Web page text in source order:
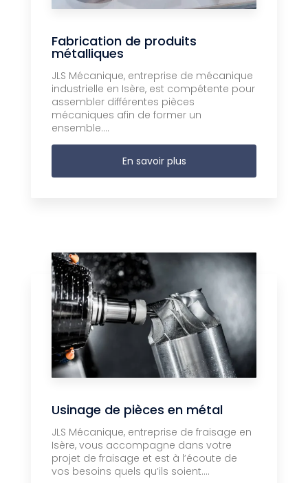
Fabrication de produits
métalliques
JLS Mécanique, entreprise de mécanique
industrielle en Isère, est compétente pour
assembler différentes pièces
mécaniques afin de former un
ensemble....
En savoir plus
Usinage de pièces en métal
JLS Mécanique, entreprise de fraisage en
Isère, vous accompagne dans votre
projet de fraisage et est à l’écoute de
vos besoins quels qu’ils soient....